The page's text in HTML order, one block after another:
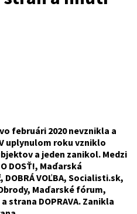
februári 2020 nevznikla a
uplynulom roku vzniklo
a jeden zanikol. Medzi
DOSŤ!, Maďarská
VOĽBA, Socialisti.sk,
Maďarské fórum,
strana DOPRAVA. Zanikla